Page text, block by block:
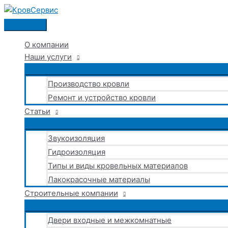
Перейти
к
содержимому
Главное
меню
О компании
Наши услуги
Производство кровли
Ремонт и устройство кровли
Статьи
Звукоизоляция
Гидроизоляция
Типы и виды кровельных материалов
Лакокрасочные материалы
Строительные компании
Двери входные и межкомнатные